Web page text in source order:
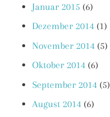
Januar 2015 (6)
Dezember 2014 (1)
November 2014 (5)
Oktober 2014 (6)
September 2014 (5)
August 2014 (6)